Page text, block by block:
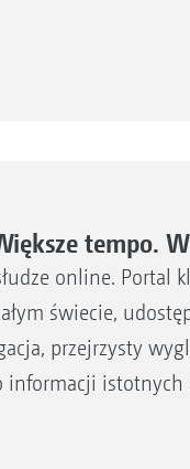
tempo.
online. Portal
świecie,
przejrzysty
istotnych